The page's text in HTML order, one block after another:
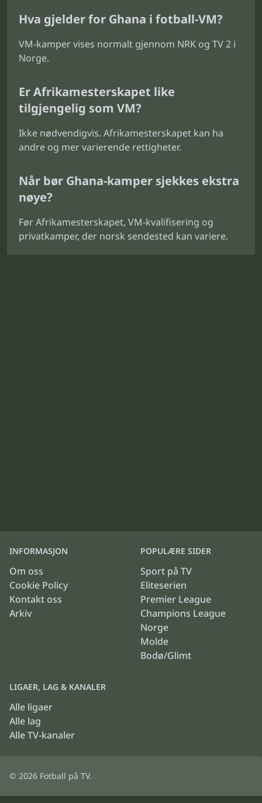
Hva gjelder for Ghana i fotball-VM?
VM-kamper vises normalt gjennom NRK og TV 2 i
Norge.
Er Afrikamesterskapet like
tilgjengelig som VM?
Ikke nødvendigvis. Afrikamesterskapet kan ha
andre og mer varierende rettigheter.
Når bør Ghana-kamper sjekkes ekstra
nøye?
Før Afrikamesterskapet, VM-kvalifisering og
privatkamper, der norsk sendested kan variere.
INFORMASJON
Om oss
Cookie Policy
Kontakt oss
Arkiv
POPULÆRE SIDER
Sport på TV
Eliteserien
Premier League
Champions League
Norge
Molde
Bodø/Glimt
LIGAER, LAG & KANALER
Alle ligaer
Alle lag
Alle TV-kanaler
© 2026 Fotball på TV.